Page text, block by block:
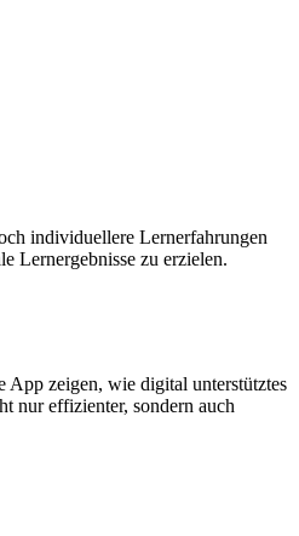
individuellere Lernerfahrungen
Lernergebnisse zu erzielen.
App zeigen, wie digital unterstütztes
nur effizienter, sondern auch